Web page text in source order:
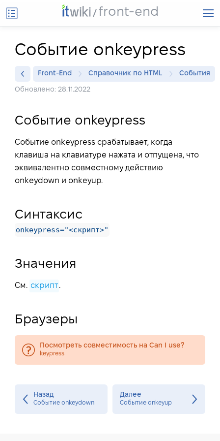
front-end
Событие onkeypress
Front-End Справочник по HTML События
Обновлено: 28.11.2022
Событие onkeypress
Событие onkeypress срабатывает, когда
клавиша на клавиатуре нажата и отпущена, что
эквивалентно совместному действию
onkeydown и onkeyup.
Синтаксис
onkeypress="<скрипт>"
Значения
См. скрипт .
Браузеры
Посмотреть совместимость на Can I use?
keypress
Назад
Событие onkeydown
Далее
Событие onkeyup